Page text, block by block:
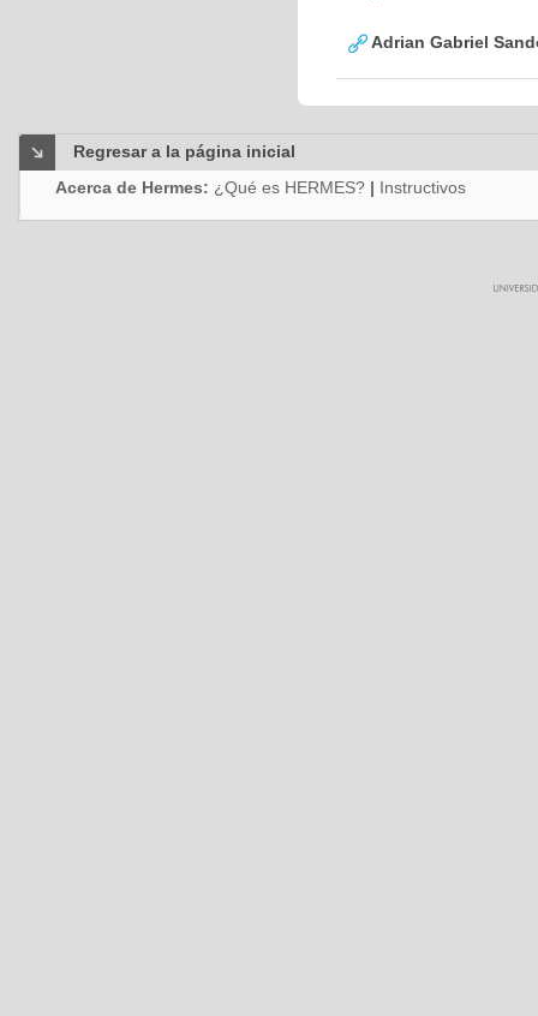
Adrian Gabriel
Regresar a la página inicial
Acerca de Hermes: ¿Qué es HERMES? | Instructivos